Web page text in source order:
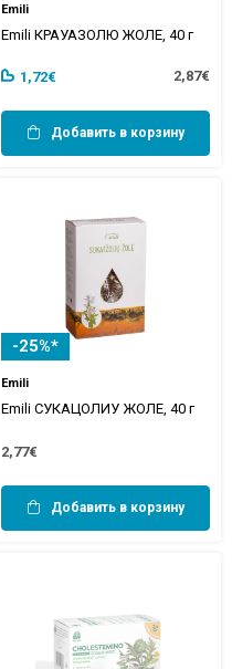
Emili
Emili КРАУАЗОЛЮ ЖОЛЕ, 40 г
1,72€ 2,87€
Добавить в корзину
-25%*
Emili
Emili СУКАЦОЛИУ ЖОЛЕ, 40 г
2,77€
Добавить в корзину